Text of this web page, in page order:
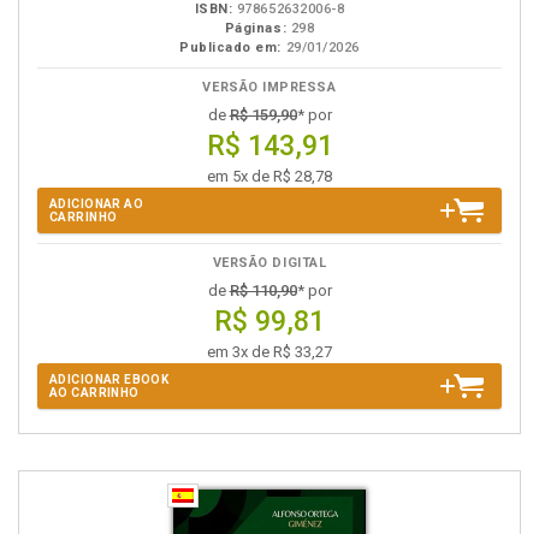
ISBN: 978652632006-8
Páginas: 298
Publicado em: 29/01/2026
VERSÃO IMPRESSA
deR$ 159,90* por
R$ 143,91
em 5x de R$ 28,78
ADICIONAR AO
CARRINHO
VERSÃO DIGITAL
deR$ 110,90* por
R$ 99,81
em 3x de R$ 33,27
ADICIONAR EBOOK
AO CARRINHO